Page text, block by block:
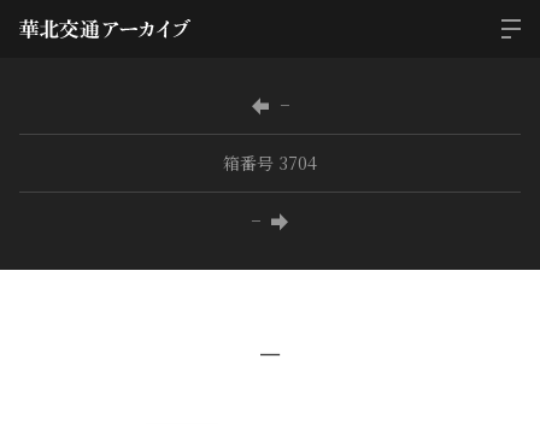
−
箱番号 3704
−
−